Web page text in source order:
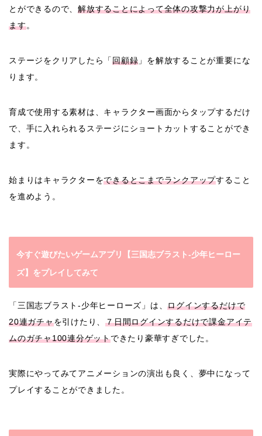
とができるので、解放することによって全体の攻撃力が上がり
ます。
ステージをクリアしたら「回顧録 」を解放することが重要にな
ります。
育成で使用する素材は、キャラクター画面からタップするだけ
で、手に入れられるステージにショートカットすることができ
ます。
始まりはキャラクターをできるとこまでランクアップすること
を進めよう。
今すぐ遊びたいゲームアプリ【三国志ブラスト-少年ヒーロー
ズ】をプレイしてみて
「三国志ブラスト-少年ヒーローズ」は、ログインするだけで
20連ガチャを引けたり、７日間ログインするだけで課金アイテ
ムのガチャ100連分ゲットできたり豪華すぎでした。
実際にやってみてアニメーションの演出も良く、夢中になって
プレイすることができました。